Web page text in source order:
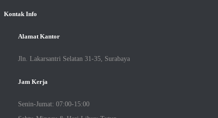
Kontak Info
Alamat Kantor
Jln. Lakarsantri Selatan 31-35, Surabaya
Jam Kerja
Senin-Jumat: 07:00-15:00